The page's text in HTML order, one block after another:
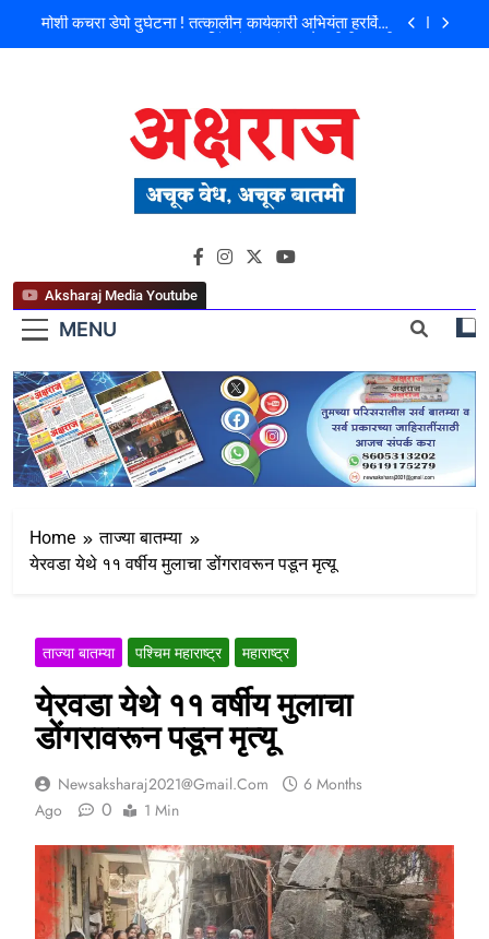
मोशी कचरा डेपो दुर्घटना ! तत्कालीन कार्यकारी अभियंता हरविंदर
पहाटे घरफोड्या, दिवसा चोरी; चोरट्यांचा बिडी कामगार परिसरावर
फ्लॅट विक्रीतील २.६४ कोटींच्या अपहाराचा आरोप; बांधकाम
व्यावसायिक दाम्पत्यावर गुन्हा
मोशी कचरा डेपो दुर्घटना ! तत्कालीन कार्यकारी अभियंता हरविंदर
शिळगावच्या पोलीस पाटलांचे निधन; समाजसेवेचा आधारवड
अक्षराज न्यूज पोर्टल
MENU
Aksharaj Media Youtube
Home
ताज्या बातम्या
येरवडा येथे ११ वर्षीय मुलाचा डोंगरावरून पडून मृत्यू
ताज्या बातम्या पश्चिम महाराष्ट्र महाराष्ट्र
येरवडा येथे ११ वर्षीय मुलाचा
डोंगरावरून पडून मृत्यू
Newsaksharaj2021@gmail.com
6 Months
Ago
0 1 Min